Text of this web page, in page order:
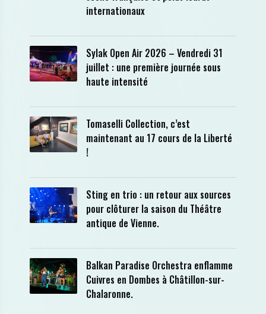
internationaux
Sylak Open Air 2026 – Vendredi 31
juillet : une première journée sous
haute intensité
Tomaselli Collection, c’est
maintenant au 17 cours de la Liberté
!
Sting en trio : un retour aux sources
pour clôturer la saison du Théâtre
antique de Vienne.
Balkan Paradise Orchestra enflamme
Cuivres en Dombes à Châtillon-sur-
Chalaronne.